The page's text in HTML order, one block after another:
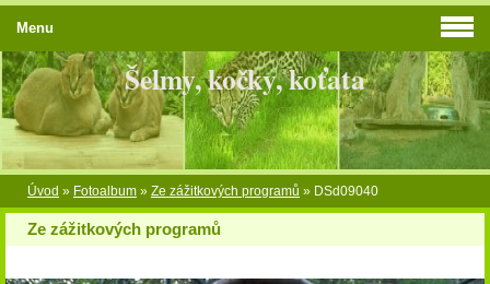
Šelmy, kočky, koťata
Úvod » Fotoalbum » Ze zážitkových programů » DSd09040
Ze zážitkových programů
Menu